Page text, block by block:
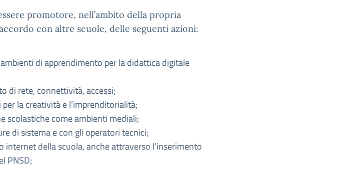
promotore, nell’ambito della propria
con altre scuole, delle seguenti azioni:
di apprendimento per la didattica digitale
di rete, connettività, accessi;
la creatività e l’imprenditorialità;
scolastiche come ambienti mediali;
di sistema e con gli operatori tecnici;
della scuola, anche attraverso l’inserimento
PNSD;